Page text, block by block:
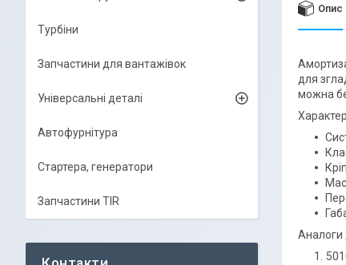
Опис
для
можна
Аналоги
Турбіни
Запчастини для вантажівок
Універсальні деталі
Автофурнітура
Стартера, генератори
Запчастини TIR